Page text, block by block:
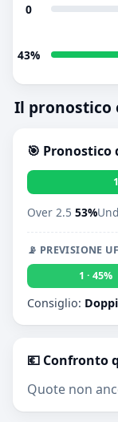
0
43%
Il pronostico
🎯 Pronostico
Over 2.5 53%
📡 PREVISIONE
1 · 45%
Consiglio:
💶 Confronto
Quote non